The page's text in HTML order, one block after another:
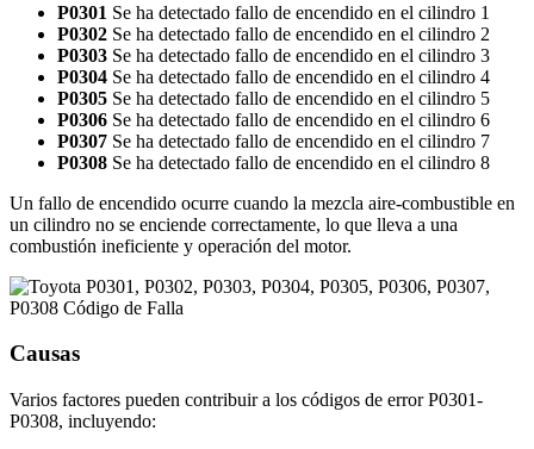
P0301 Se ha detectado fallo de encendido en el cilindro 1
P0302 Se ha detectado fallo de encendido en el cilindro 2
P0303 Se ha detectado fallo de encendido en el cilindro 3
P0304 Se ha detectado fallo de encendido en el cilindro 4
P0305 Se ha detectado fallo de encendido en el cilindro 5
P0306 Se ha detectado fallo de encendido en el cilindro 6
P0307 Se ha detectado fallo de encendido en el cilindro 7
P0308 Se ha detectado fallo de encendido en el cilindro 8
Un fallo de encendido ocurre cuando la mezcla aire-combustible en
un cilindro no se enciende correctamente, lo que lleva a una
combustión ineficiente y operación del motor.
Causas
Varios factores pueden contribuir a los códigos de error P0301-
P0308, incluyendo: